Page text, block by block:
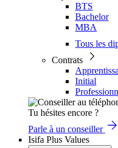
BTS
Bachelor
MBA
Tous les
Contrats
Initial
Tu hésites encore ?
Parle à un conseiller
Isifa Plus Values